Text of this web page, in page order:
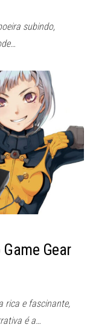
subindo,
Gear
rica e fascinante,
é a…